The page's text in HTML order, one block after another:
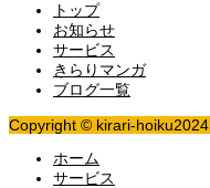
トップ
お知らせ
サービス
きらりマンガ
ブログ一覧
Copyright © kirari-hoiku2024
ホーム
サービス